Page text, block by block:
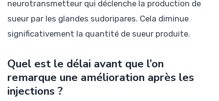
neurotransmetteur qui déclenche la production de
sueur par les glandes sudoripares. Cela diminue
significativement la quantité de sueur produite.
Quel est le délai avant que l’on
remarque une amélioration après les
injections ?